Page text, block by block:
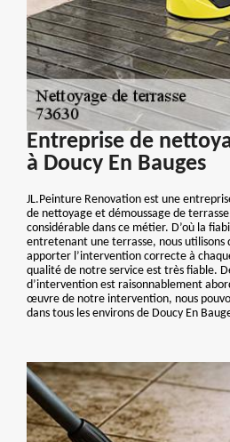
Entreprise de
à Doucy En Bauges
JL.Peinture Renovation est une
de nettoyage et démoussage de
considérable dans ce métier. D’où la
entretenant une terrasse, nous utilisons
apporter l’intervention correcte à
qualité de notre service est très fiable.
d’intervention est raisonnablement
œuvre de notre intervention, nous
dans tous les environs de Doucy En